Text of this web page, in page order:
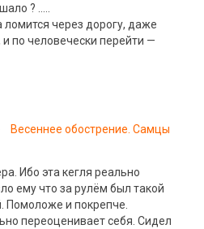
? …..
через дорогу, даже
по человечески перейти —
Весеннее обострение. Самцы
Ибо эта кегля реально
ему что за рулём был такой
Помоложе и покрепче.
переоценивает себя. Сидел